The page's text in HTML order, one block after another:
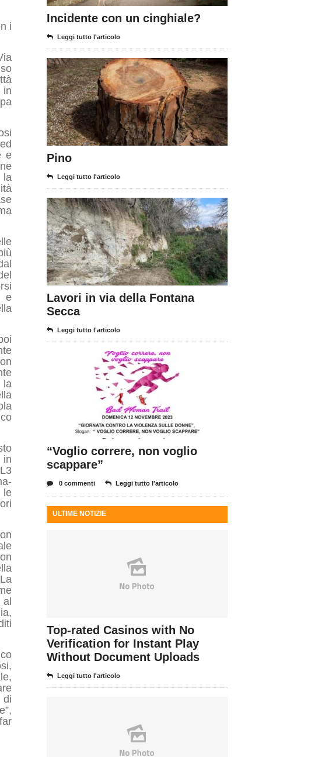
i
in
e
la
e
in
le
di
Incidente con un cinghiale?
Leggi tutto l'articolo
Pino
Leggi tutto l'articolo
Lavori in via della Fontana
Secca
Leggi tutto l'articolo
“Voglio correre, non voglio
scappare”
0 commenti Leggi tutto l'articolo
ULTIME NOTIZIE
Top-rated Casinos with No
Verification for Instant Play
Without Document Uploads
Leggi tutto l'articolo